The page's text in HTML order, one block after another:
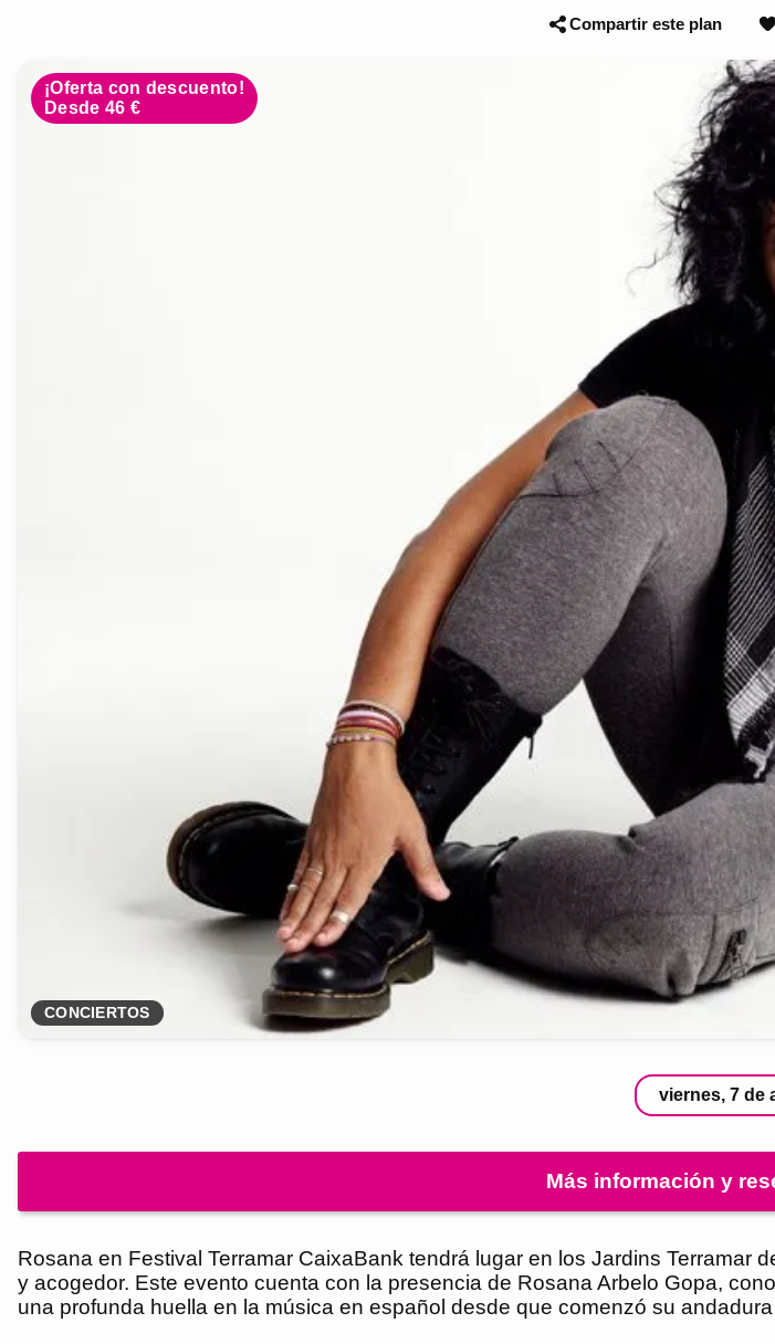
Compartir este plan
¡Oferta con descuento!
Desde 46 €
CONCIERTOS
viernes, 7 de
Más información y
Rosana en Festival Terramar CaixaBank tendrá lugar en los Jardins
y acogedor. Este evento cuenta con la presencia de Rosana Arbelo Gopa,
una profunda huella en la música en español desde que comenzó su